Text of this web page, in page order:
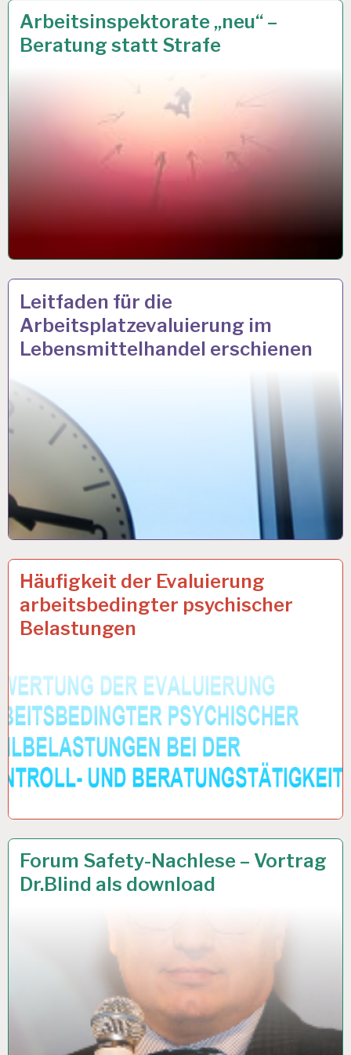
ARBEIT
UND
GESUNDHEIT…
Arbeitsinspektorate „neu“ –
Beratung statt Strafe
24 APR. 2018
ARBEITSBEDINGUNGEN…
Leitfaden für die
Arbeitsplatzevaluierung im
Lebensmittelhandel erschienen
10 OKT. 2017
ARBEIT
UND
GESUNDHEIT…
Häufigkeit der Evaluierung
arbeitsbedingter psychischer
Belastungen
3 OKT. 2017
ARBEIT
UND
GESUNDHEIT…
Forum Safety-Nachlese – Vortrag
Dr.Blind als download
6 JULI 2017